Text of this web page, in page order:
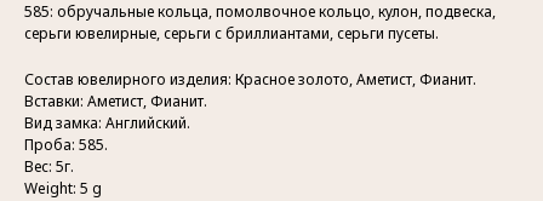
585: обручальные кольца, помолвочное кольцо, кулон, подвеска,
серьги ювелирные, серьги с бриллиантами, серьги пусеты.
Состав ювелирного изделия: Красное золото, Аметист, Фианит.
Вставки: Аметист, Фианит.
Вид замка: Английский.
Проба: 585.
Вес: 5г.
Weight: 5 g